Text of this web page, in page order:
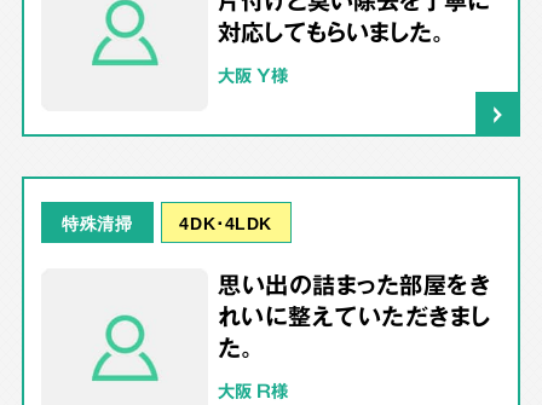
対応してもらいました。
大阪 Y様
特殊清掃 4DK･4LDK
思い出の詰まった部屋をき
れいに整えていただきまし
た。
大阪 R様